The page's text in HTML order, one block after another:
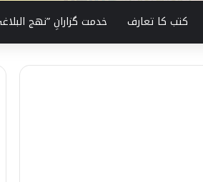
کتب کا تعارف خدمت گزارانِ ”نھج